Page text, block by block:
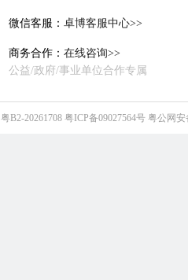
微信客服： 卓博客服中心>>
商务合作： 在线咨询>>
公益/政府/事业单位合作专属
粤B2-20261708 粤ICP备09027564号 粤公网安